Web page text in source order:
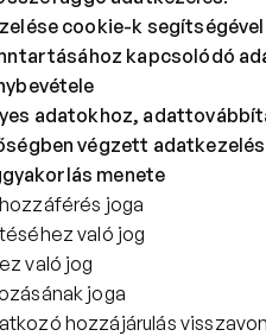
cookie-k segítségével
kapcsolódó
adatokhoz,
végzett adatkezelés
menete
joga
való jog
való jog
joga
hozzájárulás